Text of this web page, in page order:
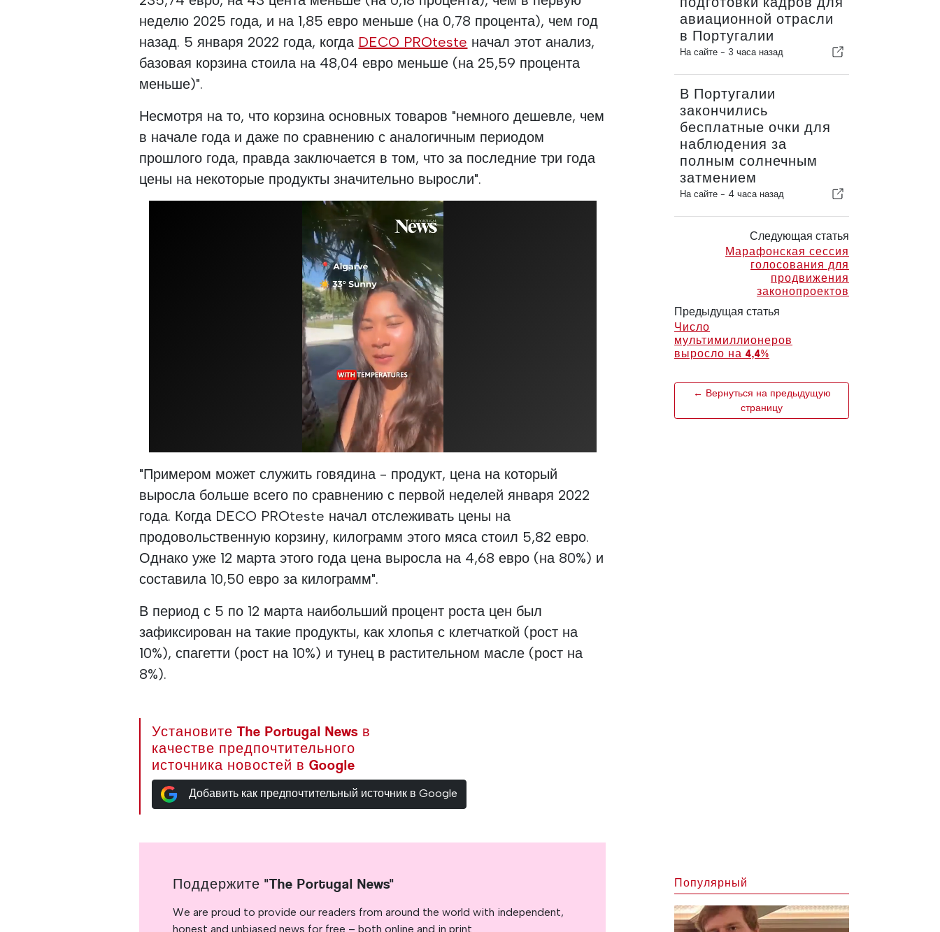
неделю 2025 года, и на 1,85 евро меньше (на 0,78 процента), чем год
назад. 5 января 2022 года, когда DECO PROteste начал этот анализ,
базовая корзина стоила на 48,04 евро меньше (на 25,59 процента
меньше)".
Несмотря на то, что корзина основных товаров "немного дешевле, чем
в начале года и даже по сравнению с аналогичным периодом
прошлого года, правда заключается в том, что за последние три года
цены на некоторые продукты значительно выросли".
"Примером может служить говядина - продукт, цена на который
выросла больше всего по сравнению с первой неделей января 2022
года. Когда DECO PROteste начал отслеживать цены на
продовольственную корзину, килограмм этого мяса стоил 5,82 евро.
Однако уже 12 марта этого года цена выросла на 4,68 евро (на 80%) и
составила 10,50 евро за килограмм".
В период с 5 по 12 марта наибольший процент роста цен был
зафиксирован на такие продукты, как хлопья с клетчаткой (рост на
10%), спагетти (рост на 10%) и тунец в растительном масле (рост на
8%).
Установите The Portugal News в
качестве предпочтительного
источника новостей в Google
Добавить как предпочтительный источник в Google
авиационной отрасли
в Португалии
На сайте - 3 часа назад
В Португалии
закончились
бесплатные очки для
наблюдения за
полным солнечным
затмением
На сайте - 4 часа назад
Следующая статья
Марафонская сессия
голосования для
продвижения
законопроектов
Предыдущая статья
Число
мультимиллионеров
выросло на 4,4%
← Вернуться на предыдущую
страницу
Поддержите "The Portugal News"
We are proud to provide our readers from around the world with independent,
honest and unbiased news for free – both online and in print.
Популярный